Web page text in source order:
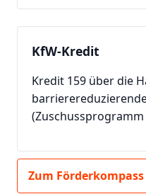
KfW-Kredit
Kredit 159 über die
Zum Förderkompass